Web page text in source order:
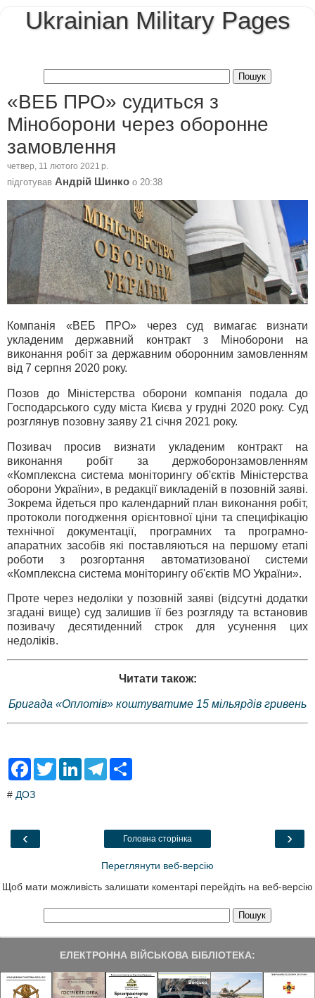
Ukrainian Military Pages
«ВЕБ ПРО» судиться з
Міноборони через оборонне
замовлення
четвер, 11 лютого 2021 р.
підготував Андрій Шинко о 20:38
Компанія «ВЕБ ПРО» через суд вимагає визнати
укладеним державний контракт з Міноборони на
виконання робіт за державним оборонним замовленням
від 7 серпня 2020 року.
Позов до Міністерства оборони компанія подала до
Господарського суду міста Києва у грудні 2020 року. Суд
розглянув позовну заяву 21 січня 2021 року.
Позивач просив визнати укладеним контракт на
виконання робіт за держоборонзамовленням
«Комплексна система моніторингу об'єктів Міністерства
оборони України», в редакції викладеній в позовній заяві.
Зокрема йдеться про календарний план виконання робіт,
протоколи погодження орієнтовної ціни та специфікацію
технічної документації, програмних та програмно-
апаратних засобів які поставляються на першому етапі
роботи з розгортання автоматизованої системи
«Комплексна система моніторингу об'єктів МО України».
Проте через недоліки у позовній заяві (відсутні додатки
згадані вище) суд залишив її без розгляду та встановив
позивачу десятиденний строк для усунення цих
недоліків.
Читати також:
Бригада «Оплотів» коштуватиме 15 мільярдів гривень
F
e
o
T
L
T
a
# ДОЗ
‹ ›
Головна сторінка
Переглянути веб-версію
Щоб мати можливість залишати коментарі перейдіть на веб-версію
ЕЛЕКТРОННА ВІЙСЬКОВА БІБЛІОТЕКА: